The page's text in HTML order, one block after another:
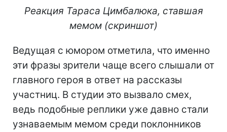
Реакция Тараса Цимбалюка, ставшая
мемом (скриншот)
Ведущая с юмором отметила, что именно
эти фразы зрители чаще всего слышали от
главного героя в ответ на рассказы
участниц. В студии это вызвало смех,
ведь подобные реплики уже давно стали
узнаваемым мемом среди поклонников